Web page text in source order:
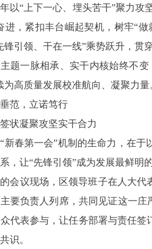
以“上下一心、埋头苦干”聚力
进，紧扣丰台崛起契机，树牢“
锋引领、干在一线”乘势跃升，贯
主题一脉相承、实干内核始终不
为高质量发展校准航向、凝聚力量
范，立诺笃行
状凝聚攻坚实干合力
“新春第一会”机制的生命力，在
，让“先锋引领”成为发展最鲜明的
会议现场，区领导班子在人大代
要负责人列席， 共同见证这一庄
代表参与，让任务部署与责任
识。